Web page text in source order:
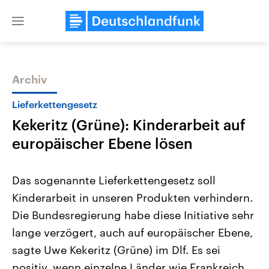
Close
Themen
Landtagswahl Sachsen-Anhalt
2026
Alle Informationen
Sachsen-Anhalt wählt am 6.
September 2026 einen neuen
Landtag. Seit 2021 wird das
Bundesland von einer Koalition aus
USA
Aktuelle Beiträge,
Hintergründe
Wirtschaftlich und
gehören die Vereinigten
den mächtigsten Ländern
mit großem Einfluss auf
Archiv
Lieferkettengesetz
Kekeritz (Grüne): Kinderarbeit auf
europäischer Ebene lösen
Das sogenannte Lieferkettengesetz soll
Kinderarbeit in unseren Produkten verhindern.
Die Bundesregierung habe diese Initiative sehr
lange verzögert, auch auf europäischer Ebene,
sagte Uwe Kekeritz (Grüne) im Dlf. Es sei